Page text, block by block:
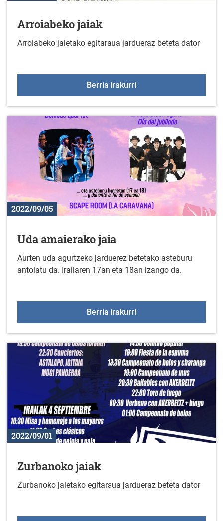
Arroiabeko jaiak
Arroiabeko jaietako egitaraua jardueraz beteta dator
Berria irakurri
2022/09/05
Uda amaierako jaia
Aurten uda agurtzeko jarduerez betetako asteburu
antolatu da. Irailaren 17an eta 18an izango da.
Berria irakurri
2022/09/01
Zurbanoko jaiak
Zurbanoko jaietako egitaraua jardueraz beteta dator